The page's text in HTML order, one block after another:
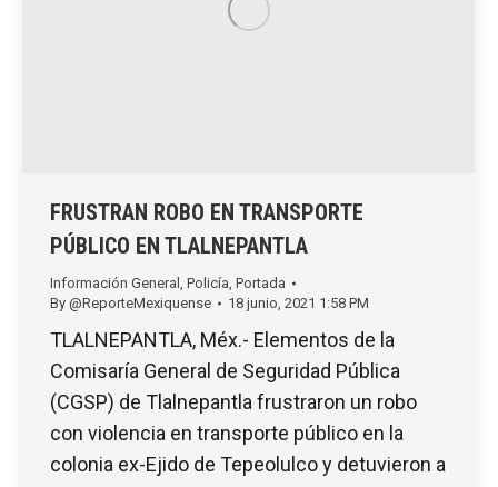
FRUSTRAN ROBO EN TRANSPORTE
PÚBLICO EN TLALNEPANTLA
Información General , Policía, Portada
By @ReporteMexiquense 18 junio, 2021 1:58 PM
TLALNEPANTLA, Méx.- Elementos de la
Comisaría General de Seguridad Pública
(CGSP) de Tlalnepantla frustraron un robo
con violencia en transporte público en la
colonia ex-Ejido de Tepeolulco y detuvieron a